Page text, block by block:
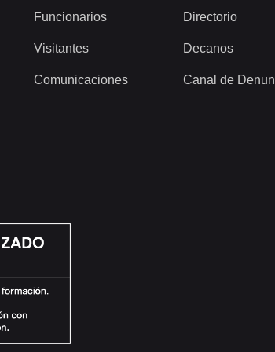
Funcionarios
Visitantes
Comunicaciones
Directorio
Decanos
Canal de